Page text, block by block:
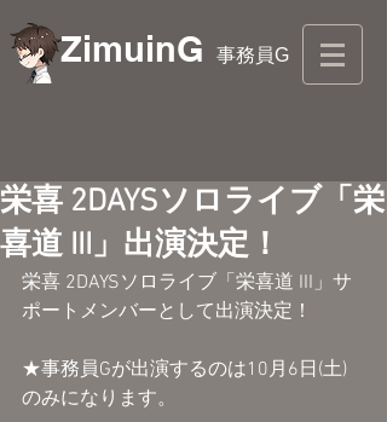
ZimuinG 事務員G
栄喜 2DAYSソロライブ「栄
喜道 III」出演決定！
栄喜 2DAYSソロライブ「栄喜道 III」サ
ポートメンバーとして出演決定！
★事務員Gが出演するのは10月6日(土)
のみになります。